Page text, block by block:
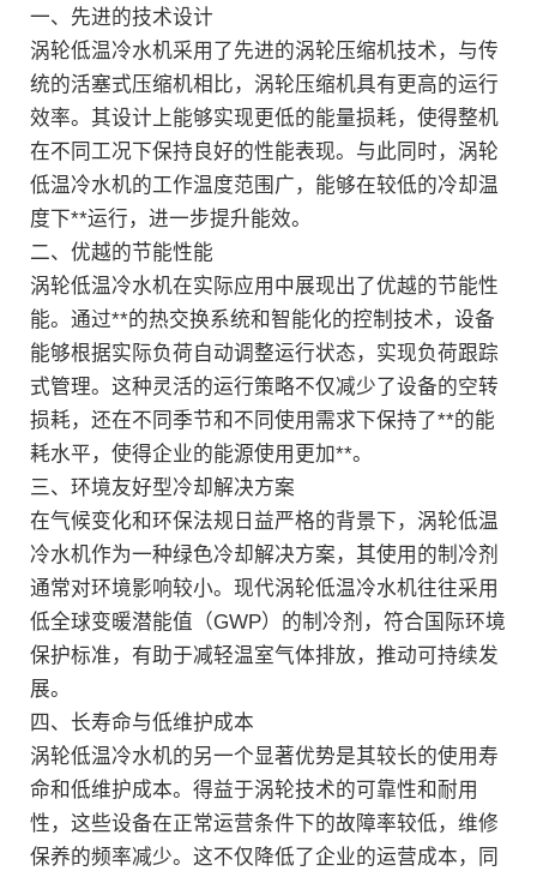
一、先进的技术设计
涡轮低温冷水机采用了先进的涡轮压缩机技术，与传
统的活塞式压缩机相比，涡轮压缩机具有更高的运行
效率。其设计上能够实现更低的能量损耗，使得整机
在不同工况下保持良好的性能表现。与此同时，涡轮
低温冷水机的工作温度范围广，能够在较低的冷却温
度下**运行，进一步提升能效。
二、优越的节能性能
涡轮低温冷水机在实际应用中展现出了优越的节能性
能。通过**的热交换系统和智能化的控制技术，设备
能够根据实际负荷自动调整运行状态，实现负荷跟踪
式管理。这种灵活的运行策略不仅减少了设备的空转
损耗，还在不同季节和不同使用需求下保持了**的能
耗水平，使得企业的能源使用更加**。
三、环境友好型冷却解决方案
在气候变化和环保法规日益严格的背景下，涡轮低温
冷水机作为一种绿色冷却解决方案，其使用的制冷剂
通常对环境影响较小。现代涡轮低温冷水机往往采用
低全球变暖潜能值（GWP）的制冷剂，符合国际环境
保护标准，有助于减轻温室气体排放，推动可持续发
展。
四、长寿命与低维护成本
涡轮低温冷水机的另一个显著优势是其较长的使用寿
命和低维护成本。得益于涡轮技术的可靠性和耐用
性，这些设备在正常运营条件下的故障率较低，维修
保养的频率减少。这不仅降低了企业的运营成本，同